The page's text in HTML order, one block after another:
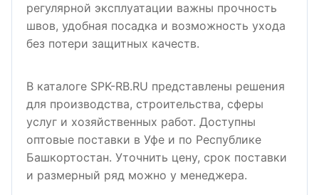
регулярной эксплуатации важны прочность
швов, удобная посадка и возможность ухода
без потери защитных качеств.
В каталоге SPK-RB.RU представлены решения
для производства, строительства, сферы
услуг и хозяйственных работ. Доступны
оптовые поставки в Уфе и по Республике
Башкортостан. Уточнить цену, срок поставки
и размерный ряд можно у менеджера.